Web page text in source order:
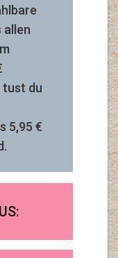
allen
tust du
5,95 €